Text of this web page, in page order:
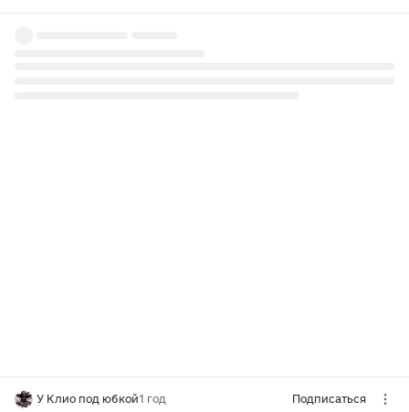
У Клио под юбкой1 год Подписаться